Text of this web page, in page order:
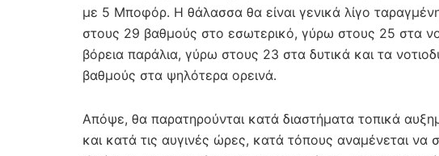
με 5 Μποφόρ. Η θάλασσα θα είναι γενικά λίγο
στους 29 βαθμούς στο εσωτερικό, γύρω στους 25 στα
βόρεια παράλια, γύρω στους 23 στα δυτικά και τα
βαθμούς στα ψηλότερα ορεινά.
Απόψε, θα παρατηρούνται κατά διαστήματα τοπικά
και κατά τις αυγινές ώρες, κατά τόπους αναμένεται να